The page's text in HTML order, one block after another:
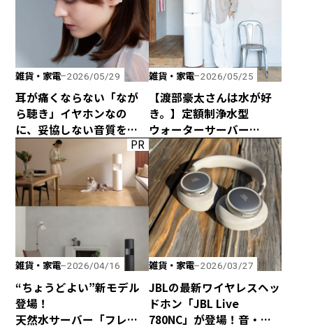
雑貨・家電 2026/05/29
耳が痛くならない「なが
ら聴き」イヤホンなの
に、妥協しない音質を追
求した「HP-H300BT」が
発売！
雑貨・家電 2026/05/25
【渡部豪太さんは水が好
き。】定額制浄水型
ウォーターサーバー
every frecious tallを
使ってみた
PR
雑貨・家電 2026/04/16
“ちょうどよい”新モデル
登場！
天然水サーバー「フレ
雑貨・家電 2026/03/27
JBLの最新ワイヤレスヘッ
ドホン「JBL Live
780NC」が登場！音・装